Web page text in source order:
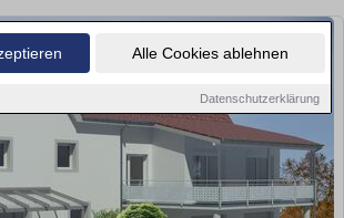
Alle Cookies ablehnen
Datenschutzerklärung